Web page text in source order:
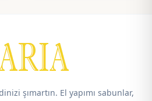
şımartın. El yapımı sabunlar,